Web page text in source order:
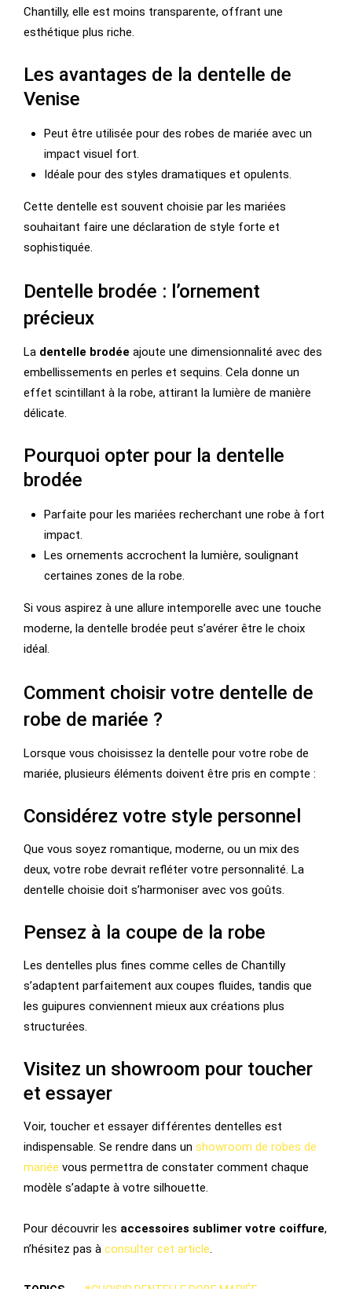
Chantilly, elle est moins transparente, offrant une
esthétique plus riche.
Les avantages de la dentelle de
Venise
Peut être utilisée pour des robes de mariée avec un
impact visuel fort.
Idéale pour des styles dramatiques et opulents.
Cette dentelle est souvent choisie par les mariées
souhaitant faire une déclaration de style forte et
sophistiquée.
Dentelle brodée : l’ornement
précieux
La dentelle brodée ajoute une dimensionnalité avec des
embellissements en perles et sequins. Cela donne un
effet scintillant à la robe, attirant la lumière de manière
délicate.
Pourquoi opter pour la dentelle
brodée
Parfaite pour les mariées recherchant une robe à fort
impact.
Les ornements accrochent la lumière, soulignant
certaines zones de la robe.
Si vous aspirez à une allure intemporelle avec une touche
moderne, la dentelle brodée peut s’avérer être le choix
idéal.
Comment choisir votre dentelle de
robe de mariée ?
Lorsque vous choisissez la dentelle pour votre robe de
mariée, plusieurs éléments doivent être pris en compte :
Considérez votre style personnel
Que vous soyez romantique, moderne, ou un mix des
deux, votre robe devrait refléter votre personnalité. La
dentelle choisie doit s’harmoniser avec vos goûts.
Pensez à la coupe de la robe
Les dentelles plus fines comme celles de Chantilly
s’adaptent parfaitement aux coupes fluides, tandis que
les guipures conviennent mieux aux créations plus
structurées.
Visitez un showroom pour toucher
et essayer
Voir, toucher et essayer différentes dentelles est
indispensable. Se rendre dans un showroom de robes de
mariée vous permettra de constater comment chaque
modèle s’adapte à votre silhouette.
Pour découvrir les accessoires sublimer votre coiffure,
n’hésitez pas à consulter cet article.